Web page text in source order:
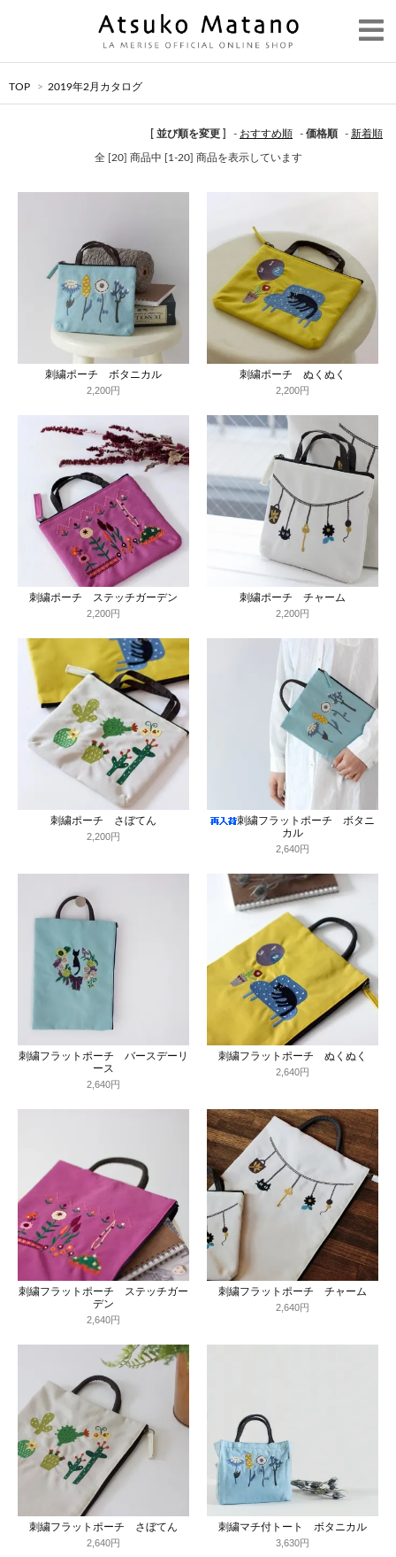
TOP > 2019年2月カタログ
[ 並び順を変更 ] - おすすめ順 - 価格順 - 新着順
全 [20] 商品中 [1-20] 商品を表示しています
刺繍ポーチ ボタニカル
2,200円
刺繍ポーチ ぬくぬく
2,200円
刺繍ポーチ ステッチガーデン
2,200円
刺繍ポーチ チャーム
2,200円
刺繍ポーチ さぼてん
2,200円
刺繍フラットポーチ ボタニ
カル
2,640円
刺繍フラットポーチ バースデーリ
ース
2,640円
刺繍フラットポーチ ぬくぬく
2,640円
刺繍フラットポーチ ステッチガー
デン
2,640円
刺繍フラットポーチ チャーム
2,640円
刺繍フラットポーチ さぼてん
2,640円
刺繍マチ付トート ボタニカル
3,630円